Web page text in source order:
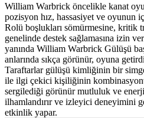
William Warbrick öncelikle kanat
pozisyon hız, hassasiyet ve oyunun
Rolü boşlukları sömürmesine, kritik
genelinde destek sağlamasına izin
yanında William Warbrick Gülüşü
anlarında sıkça görünür, oyuna
Taraftarlar gülüşü kimliğinin bir
ile ilgi çekici kişiliğinin
sergilediği görünür mutluluk ve enerji,
ilhamlandırır ve izleyici deneyimini
etkinlik yapar.